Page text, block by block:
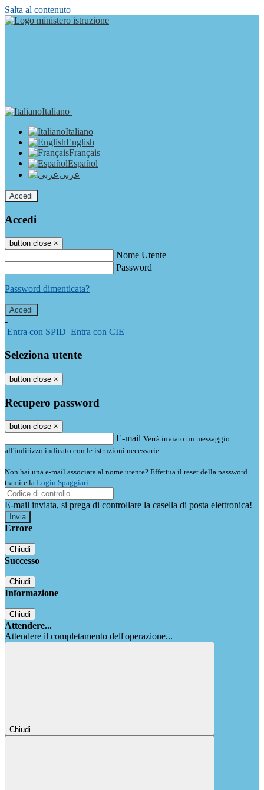
Salta al contenuto
Italiano
Italiano
English
Français
Español
عربى
Accedi
Accedi
button close ×
Nome Utente
Password
Password dimenticata?
-
Entra con SPID Entra con CIE
Seleziona utente
button close ×
Recupero password
button close ×
E-mail Verrà inviato un messaggio
all'indirizzo indicato con le istruzioni necessarie.
Non hai una e-mail associata al nome utente? Effettua il reset della password
tramite la Login Spaggiari
E-mail inviata, si prega di controllare la casella di posta elettronica!
Errore
Chiudi
Successo
Chiudi
Informazione
Chiudi
Attendere...
Attendere il completamento dell'operazione...
Chiudi